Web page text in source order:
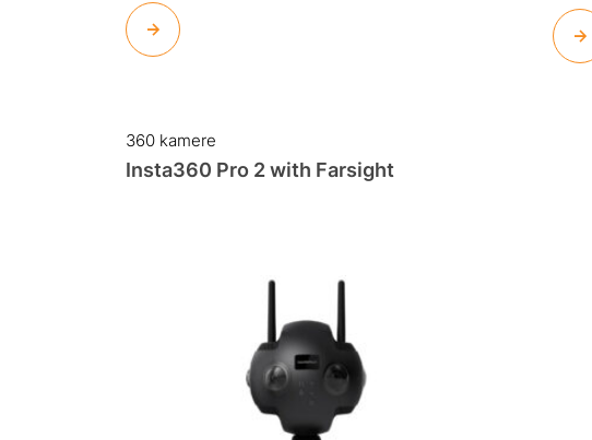
360 kamere
Insta360 Pro 2 with Farsight